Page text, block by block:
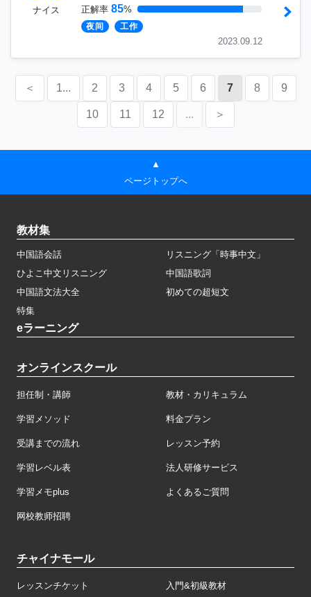
ナイス 正解率 85%
夜间 工作
2023.09.12
＜ 1... 2 3 4 5 6 7 8 9
10 11 12 ... ＞
▲
ページトップへ
教材集
中国語会話
リスニング「時事中文」
ひよこ中文リスニング
中国語歌詞
中国語文法大全
初めての超短文
特集
eラーニング
オンラインスクール
担任制・講師 教材・カリキュラム
学習メソッド 料金プラン
受講までの流れ レッスン予約
学習レベル表 法人研修サービス
学習メモplus よくあるご質問
网校教师招聘
チャイナモール
レッスンチケット 入門&初級教材